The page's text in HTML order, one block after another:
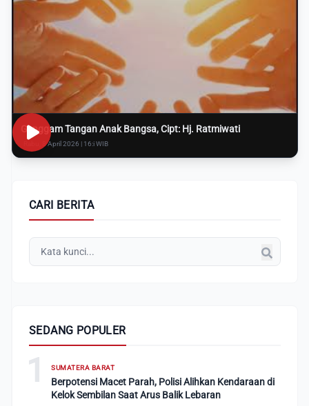
Genggam Tangan Anak Bangsa, Cipt: Hj. Ratmiwati
Rabu, 8 April 2026 | 16:i WIB
CARI BERITA
SEDANG POPULER
1 SUMATERA BARAT
Berpotensi Macet Parah, Polisi Alihkan Kendaraan di
Kelok Sembilan Saat Arus Balik Lebaran